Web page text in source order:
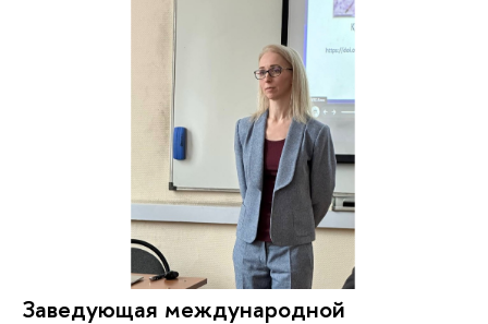
Заведующая международной